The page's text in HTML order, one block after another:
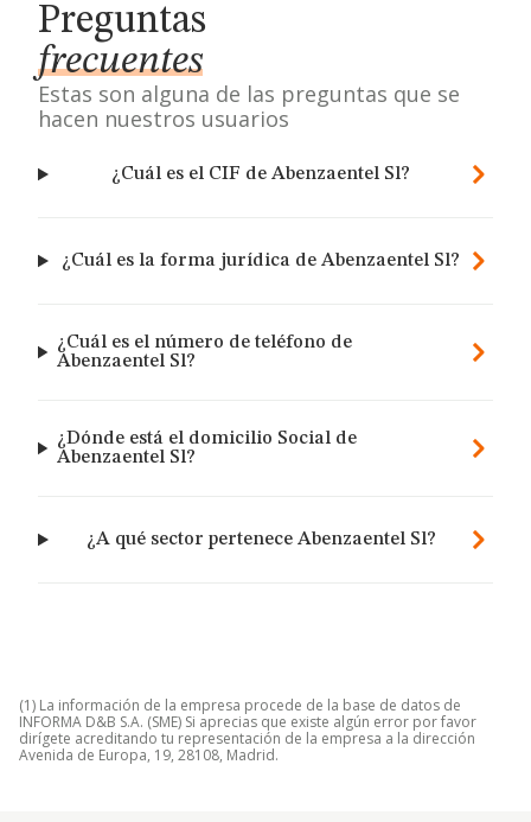
Preguntas
frecuentes
Estas son alguna de las preguntas que se
hacen nuestros usuarios
¿Cuál es el CIF de Abenzaentel Sl?
¿Cuál es la forma jurídica de Abenzaentel Sl?
¿Cuál es el número de teléfono de
Abenzaentel Sl?
¿Dónde está el domicilio Social de
Abenzaentel Sl?
¿A qué sector pertenece Abenzaentel Sl?
(1) La información de la empresa procede de la base de datos de
INFORMA D&B S.A. (SME) Si aprecias que existe algún error por favor
dirígete acreditando tu representación de la empresa a la dirección
Avenida de Europa, 19, 28108, Madrid.